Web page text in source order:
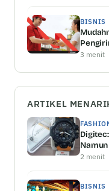
BISNIS
3 menit
ARTIKEL
2 menit
BISNIS